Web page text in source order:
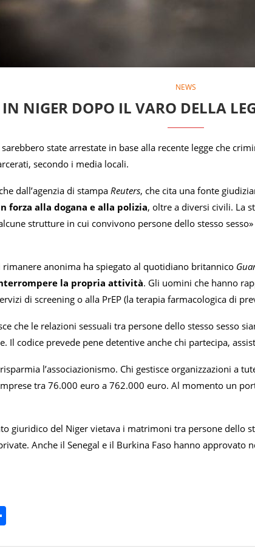
NEWS
NIGER DOPO IL VARO DELLA
state arrestate in base alla recente legge che
secondo i media locali.
dall’agenzia di stampaReuters, che cita una fonte
forza alla dogana e alla polizia, oltre a diversi civili. La
strutture in cui convivono persone dello stesso
rimanere anonima ha spiegato al quotidiano britannico
la propria attività. Gli uomini che hanno
di screening o alla PrEP (la terapia farmacologica di
che le relazioni sessuali tra persone dello stesso sesso
Il codice prevede pene detentive anche chi partecipa,
l’associazionismo. Chi gestisce organizzazioni a
tra 76.000 euro a 762.000 euro. Al momento un
giuridico del Niger vietava i matrimoni tra persone dello
Anche il Senegal e il Burkina Faso hanno